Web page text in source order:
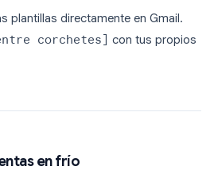
plantillas directamente en Gmail.
corchetes]
con tus propios
en frío